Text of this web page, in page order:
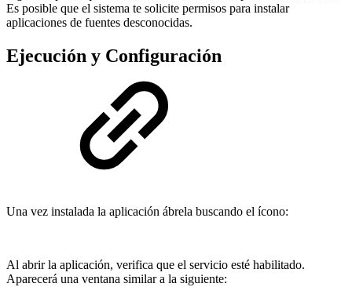
Es posible que el sistema te solicite permisos para instalar
aplicaciones de fuentes desconocidas.
Ejecución y Configuración
Una vez instalada la aplicación ábrela buscando el ícono:
Al abrir la aplicación, verifica que el servicio esté habilitado.
Aparecerá una ventana similar a la siguiente: